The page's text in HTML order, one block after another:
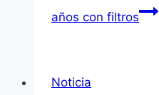
años con filtros
Noticia